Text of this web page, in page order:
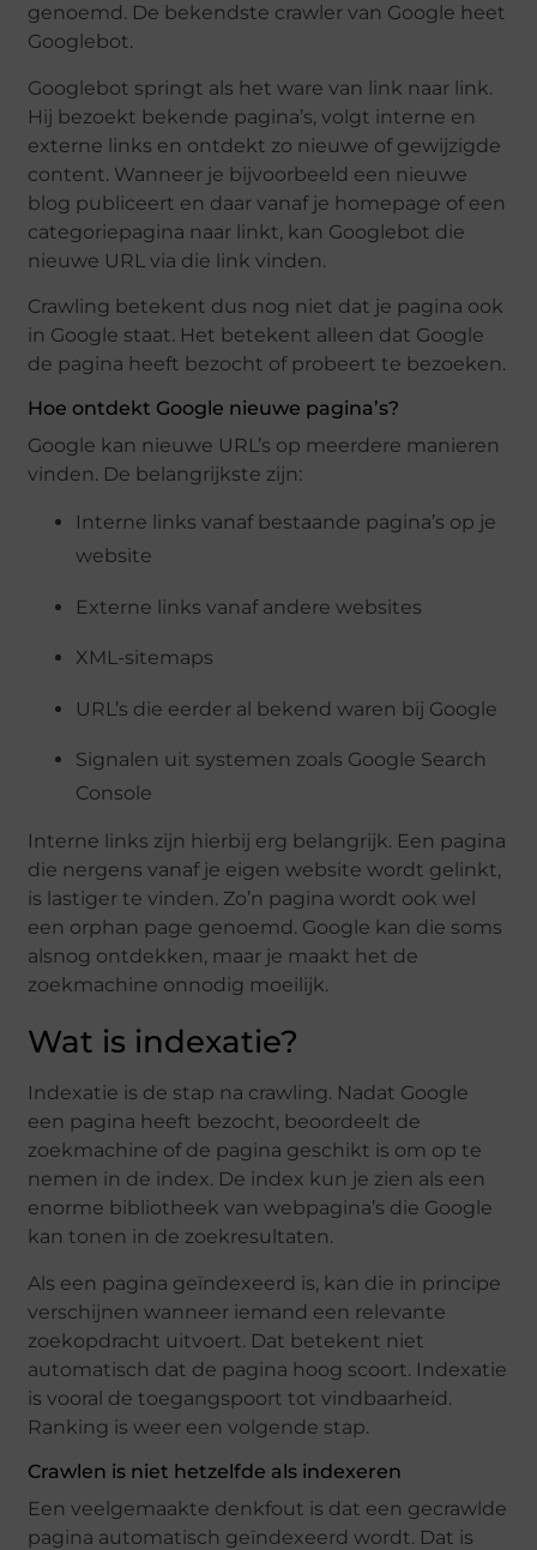
genoemd. De bekendste crawler van Google heet
Googlebot.
Googlebot springt als het ware van link naar link.
Hij bezoekt bekende pagina’s, volgt interne en
externe links en ontdekt zo nieuwe of gewijzigde
content. Wanneer je bijvoorbeeld een nieuwe
blog publiceert en daar vanaf je homepage of een
categoriepagina naar linkt, kan Googlebot die
nieuwe URL via die link vinden.
Crawling betekent dus nog niet dat je pagina ook
in Google staat. Het betekent alleen dat Google
de pagina heeft bezocht of probeert te bezoeken.
Hoe ontdekt Google nieuwe pagina’s?
Google kan nieuwe URL’s op meerdere manieren
vinden. De belangrijkste zijn:
Interne links vanaf bestaande pagina’s op je
website
Externe links vanaf andere websites
XML-sitemaps
URL’s die eerder al bekend waren bij Google
Signalen uit systemen zoals Google Search
Console
Interne links zijn hierbij erg belangrijk. Een pagina
die nergens vanaf je eigen website wordt gelinkt,
is lastiger te vinden. Zo’n pagina wordt ook wel
een orphan page genoemd. Google kan die soms
alsnog ontdekken, maar je maakt het de
zoekmachine onnodig moeilijk.
Wat is indexatie?
Indexatie is de stap na crawling. Nadat Google
een pagina heeft bezocht, beoordeelt de
zoekmachine of de pagina geschikt is om op te
nemen in de index. De index kun je zien als een
enorme bibliotheek van webpagina’s die Google
kan tonen in de zoekresultaten.
Als een pagina geïndexeerd is, kan die in principe
verschijnen wanneer iemand een relevante
zoekopdracht uitvoert. Dat betekent niet
automatisch dat de pagina hoog scoort. Indexatie
is vooral de toegangspoort tot vindbaarheid.
Ranking is weer een volgende stap.
Crawlen is niet hetzelfde als indexeren
Een veelgemaakte denkfout is dat een gecrawlde
pagina automatisch geïndexeerd wordt. Dat is